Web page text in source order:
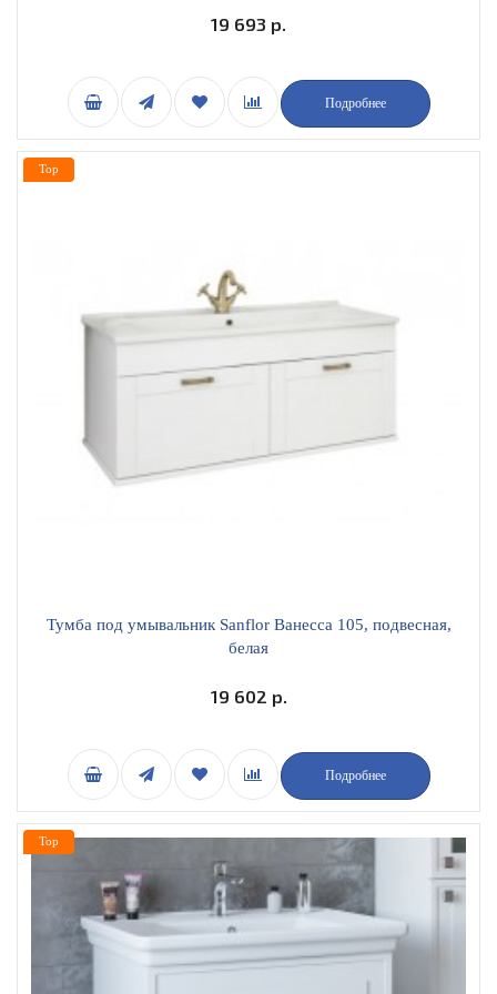
19 693 р.
Подробнее
Тумба под умывальник Sanflor Ванесса 105, подвесная,
белая
19 602 р.
Подробнее
Top
Top